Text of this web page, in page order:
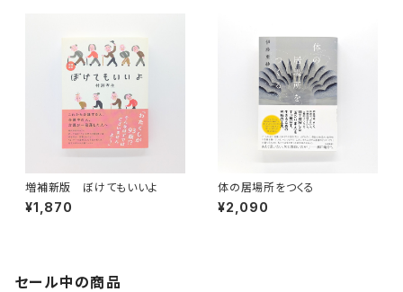
増補新版 ぼけてもいいよ
¥1,870
体の居場所をつくる
¥2,090
セール中の商品